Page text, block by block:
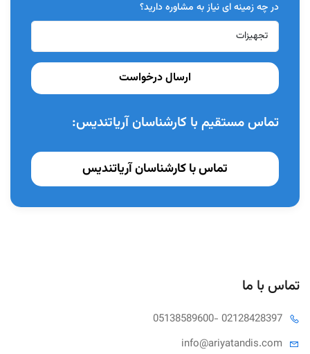
در چه زمینه ای نیاز به مشاوره دارید؟
ارسال درخواست
تماس مستقیم با کارشناسان آریاتندیس:
تماس با کارشناسان آریاتندیس
تماس با ما
05138589600- 02128428397
info@ariyatandis.com